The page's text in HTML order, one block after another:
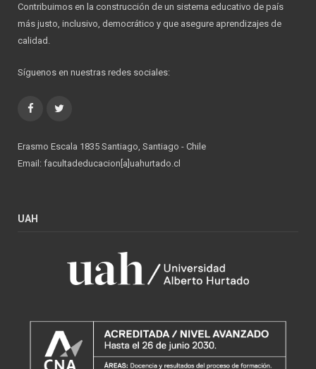
Contribuimos en la construcción de un sistema educativo de país
más justo, inclusivo, democrático y que asegure aprendizajes de
calidad.
Síguenos en nuestras redes sociales:
Facebook
Erasmo Escala 1835 Santiago, Santiago - Chile
Email: facultadeducacion[a]uahurtado.cl
UAH